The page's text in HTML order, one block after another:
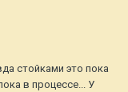
стойками это пока
в процессе... У